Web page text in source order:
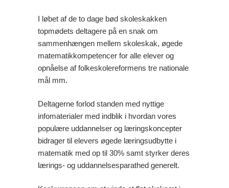
I løbet af de to dage bød skoleskakken
topmødets deltagere på en snak om
sammenhængen mellem skoleskak, øgede
matematikkompetencer for alle elever og
opnåelse af folkeskolereformens tre nationale
mål mm.
Deltagerne forlod standen med nyttige
infomaterialer med indblik i hvordan vores
populære uddannelser og læringskoncepter
bidrager til elevers øgede læringsudbytte i
matematik med op til 30% samt styrker deres
lærings- og uddannelsesparathed generelt.